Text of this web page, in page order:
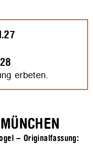
erbeten.
– Originalfassung: